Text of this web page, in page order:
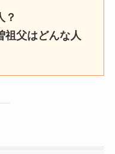
？
祖父はどんな人